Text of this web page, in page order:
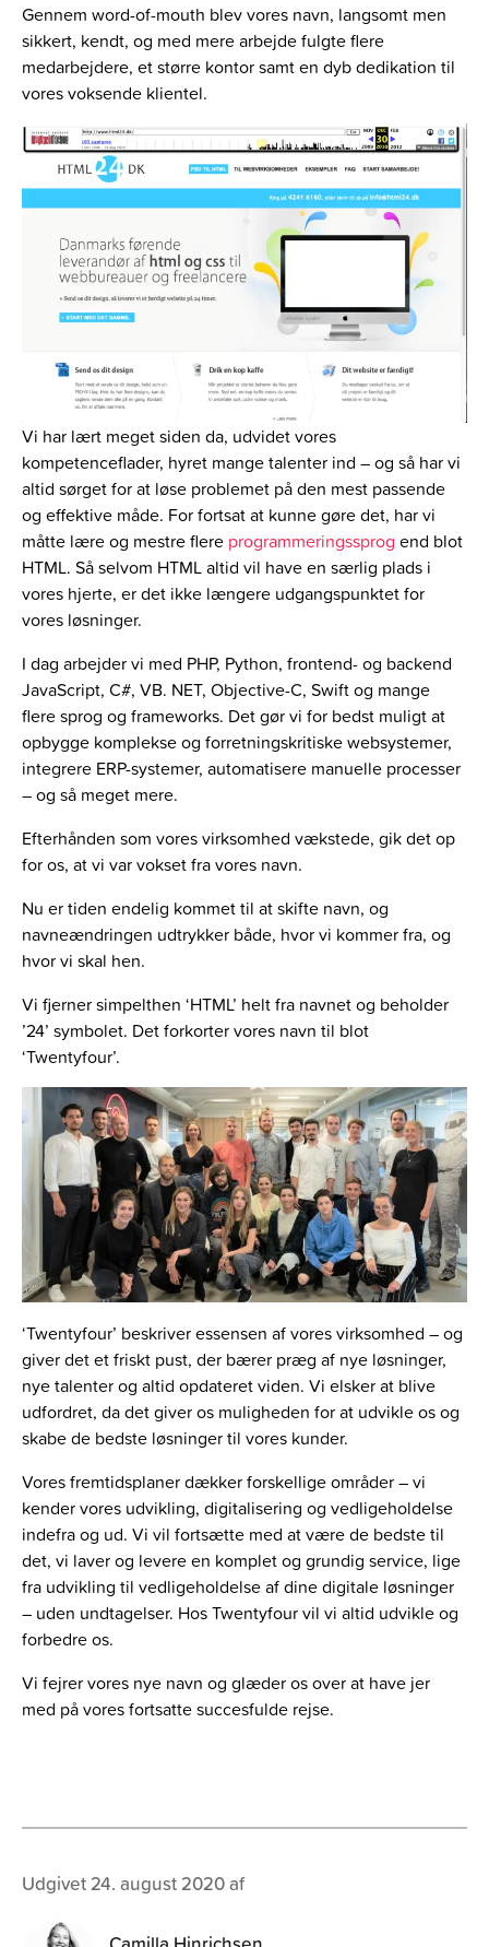
Gennem word-of-mouth blev vores navn, langsomt men
sikkert, kendt, og med mere arbejde fulgte flere
medarbejdere, et større kontor samt en dyb dedikation til
vores voksende klientel.
Vi har lært meget siden da, udvidet vores
kompetenceflader, hyret mange talenter ind – og så har vi
altid sørget for at løse problemet på den mest passende
og effektive måde. For fortsat at kunne gøre det, har vi
måtte lære og mestre flere programmeringssprog end blot
HTML. Så selvom HTML altid vil have en særlig plads i
vores hjerte, er det ikke længere udgangspunktet for
vores løsninger.
I dag arbejder vi med PHP, Python, frontend- og backend
JavaScript, C#, VB. NET, Objective-C, Swift og mange
flere sprog og frameworks. Det gør vi for bedst muligt at
opbygge komplekse og forretningskritiske websystemer,
integrere ERP-systemer, automatisere manuelle processer
– og så meget mere.
Efterhånden som vores virksomhed vækstede, gik det op
for os, at vi var vokset fra vores navn.
Nu er tiden endelig kommet til at skifte navn, og
navneændringen udtrykker både, hvor vi kommer fra, og
hvor vi skal hen.
Vi fjerner simpelthen ‘HTML’ helt fra navnet og beholder
’24’ symbolet. Det forkorter vores navn til blot
‘Twentyfour’.
‘Twentyfour’ beskriver essensen af vores virksomhed – og
giver det et friskt pust, der bærer præg af nye løsninger,
nye talenter og altid opdateret viden. Vi elsker at blive
udfordret, da det giver os muligheden for at udvikle os og
skabe de bedste løsninger til vores kunder.
Vores fremtidsplaner dækker forskellige områder – vi
kender vores udvikling, digitalisering og vedligeholdelse
indefra og ud. Vi vil fortsætte med at være de bedste til
det, vi laver og levere en komplet og grundig service, lige
fra udvikling til vedligeholdelse af dine digitale løsninger
– uden undtagelser. Hos Twentyfour vil vi altid udvikle og
forbedre os.
Vi fejrer vores nye navn og glæder os over at have jer
med på vores fortsatte succesfulde rejse.
Udgivet 24. august 2020 af